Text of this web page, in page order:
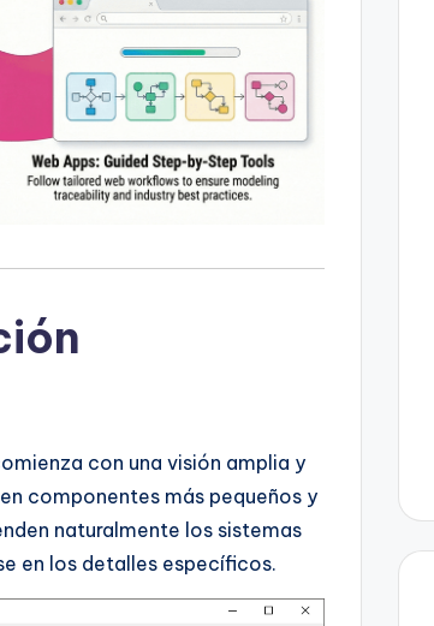
con una visión amplia y
componentes más pequeños y
naturalmente los sistemas
en los detalles específicos.